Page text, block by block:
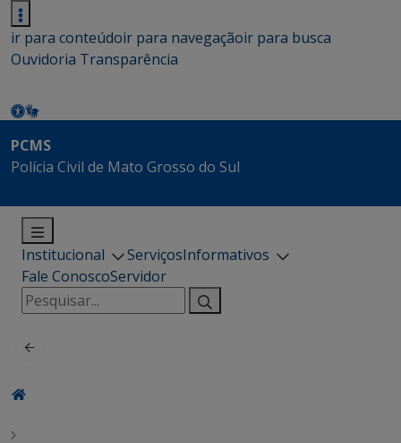
ir para conteúdoir para navegaçãoir para busca
Ouvidoria Transparência
PCMS
Polícia Civil de Mato Grosso do Sul
Institucional ServiçosInformativos
Fale ConoscoServidor
Pesquisar
por: